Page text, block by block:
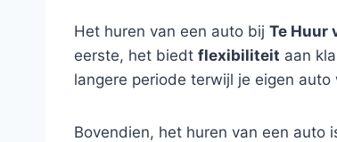
Het huren van een auto bij Te Huur
eerste, het biedt flexibiliteit aan
langere periode terwijl je eigen
Bovendien, het huren van een auto